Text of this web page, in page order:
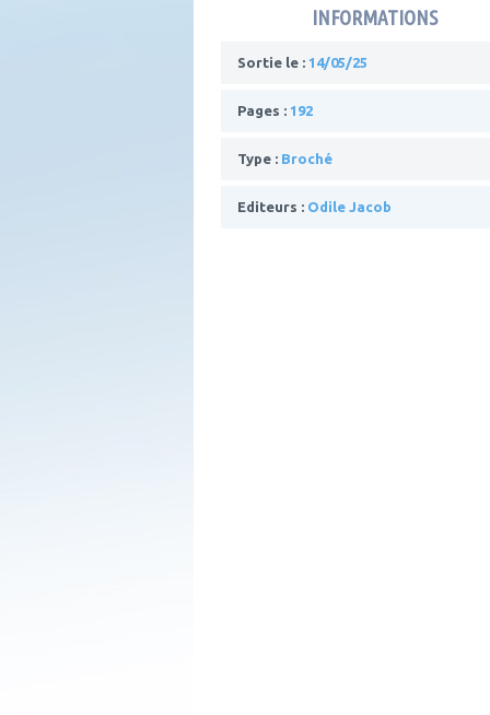
INFORMATIONS
Sortie le : 14/05/25
Pages : 192
Type : Broché
Editeurs : Odile Jacob